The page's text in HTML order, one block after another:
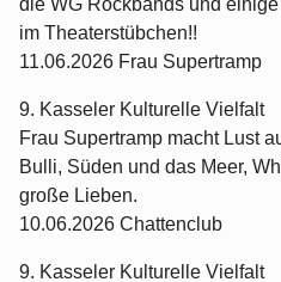
im Theaterstübchen!!
11.06.2026 Frau Supertramp
9. Kasseler Kulturelle Vielfalt
Frau Supertramp macht Lust
Bulli, Süden und das Meer,
große Lieben.
10.06.2026 Chattenclub
9. Kasseler Kulturelle Vielfalt